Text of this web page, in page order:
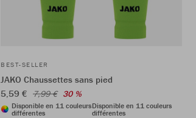
BEST-SELLER
JAKO Chaussettes sans pied
5,59 € 7,99 € 30 %
Disponible en 11 couleurs
différentes
Disponible en 11 couleurs
différentes